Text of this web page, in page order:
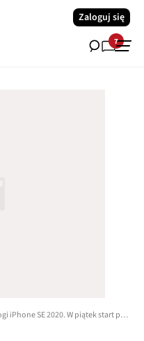
Zaloguj się
7
Oto i on - niedrogi iPhone SE 2020. W piątek start przedsprzedaży